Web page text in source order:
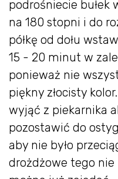
podrośniecie
na 180 stopni i do
półkę od dołu
15 - 20 minut w
ponieważ nie
piękny złocisty
wyjąć z piekarnika
pozostawić do
aby nie było
drożdżowe tego nie